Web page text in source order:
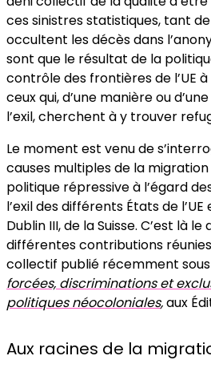
ces sinistres statistiques, tant
occultent les décès dans
sont que le résultat de la
contrôle des frontières de l’UE
ceux qui, d’une manière ou
l’exil, cherchent à y trouver
Le moment est venu de
causes multiples de la
politique répressive à l’égard
l’exil des différents États de
Dublin III, de la Suisse. C’est là
différentes contributions
collectif publié récemment
forcées, discriminations et
politiques néocoloniales,aux
Aux racines de la